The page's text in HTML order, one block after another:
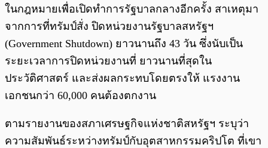
ในกฎหมายเพื่อเปิดทำการรัฐบาลกลางอีกครั้ง สาเหตุมา
จากการที่ทรัมป์สั่ง ปิดหน่วยงานรัฐบาลสหรัฐฯ
(Government Shutdown) ยาวนานถึง 43 วัน ซึ่งนับเป็น
ระยะเวลาการปิดหน่วยงานที่ ยาวนานที่สุดใน
ประวัติศาสตร์ และส่งผลกระทบโดยตรงให้ แรงงาน
เอกชนกว่า 60,000 คนต้องตกงาน
ตามรายงานของสภาเศรษฐกิจแห่งชาติสหรัฐฯ ระบุว่า
ความสัมพันธ์ระหว่างทรัมป์กับอุตสาหกรรมคริปโต ที่เขา